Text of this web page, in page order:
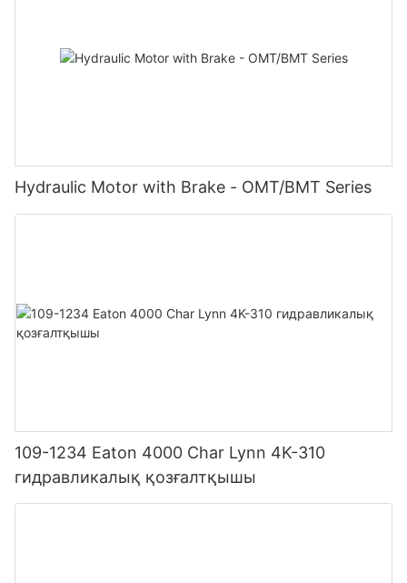
Hydraulic Motor with Brake - OMT/BMT Series
109-1234 Eaton 4000 Char Lynn 4K-310
гидравликалық қозғалтқышы